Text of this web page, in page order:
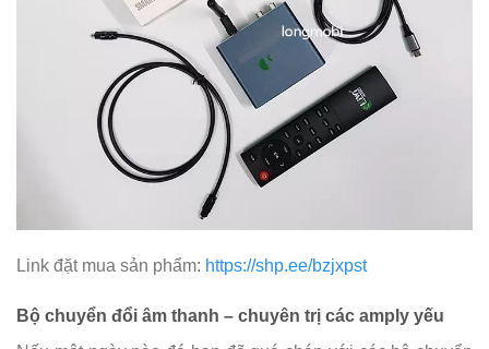
Link đặt mua sản phẩm: https://shp.ee/bzjxpst
Bộ chuyển đổi âm thanh – chuyên trị các amply yếu